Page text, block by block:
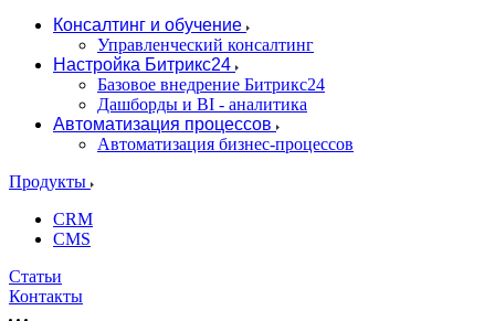
Консалтинг и обучение
Управленческий консалтинг
Настройка Битрикс24
Базовое внедрение Битрикс24
Дашборды и BI - аналитика
Автоматизация процессов
Автоматизация бизнес-процессов
Продукты
CRM
CMS
Статьи
Контакты